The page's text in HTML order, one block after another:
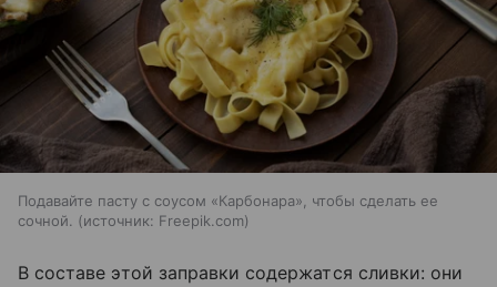
Подавайте пасту с соусом «Карбонара», чтобы сделать ее
сочной.
источник: Freepik.com
В составе этой заправки содержатся сливки: они